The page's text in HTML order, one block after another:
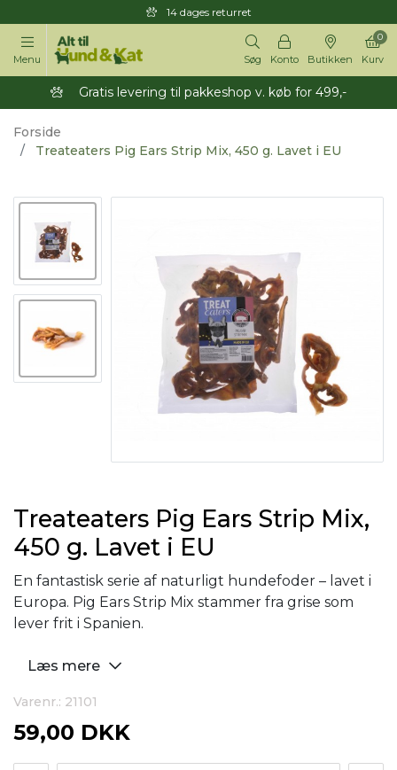
14 dages returret
Menu Søg Konto Butikken Kurv
0
Gratis levering til pakkeshop v. køb for 499,-
Forside
Treateaters Pig Ears Strip Mix, 450 g. Lavet i EU
Treateaters Pig Ears Strip Mix,
450 g. Lavet i EU
En fantastisk serie af naturligt hundefoder – lavet i
Europa. Pig Ears Strip Mix stammer fra grise som
lever frit i Spanien.
Læs mere
Varenr.: 21101
59,00 DKK